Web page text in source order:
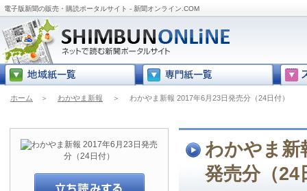
電子版新聞の販売・購読ポータルサイト - 新聞オンライン.COM
ホーム ＞ わかやま新報 ＞ わかやま新報 2017年6月23日発売分（24日付）
わかやま新
発売分（24